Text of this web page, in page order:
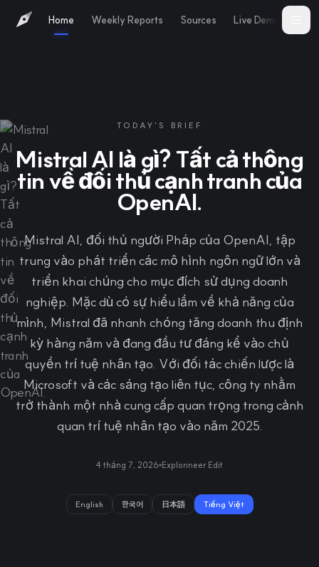
Home Weekly Reports Sources Live Demo
TODAY'S BRIEF
Mistral AI là gì? Tất cả thông
tin về đối thủ cạnh tranh của
OpenAI.
Mistral AI, đối thủ người Pháp của OpenAI, tập
trung vào phát triển các mô hình ngôn ngữ lớn và
triển khai chúng cho mục đích sử dụng doanh
nghiệp. Mặc dù có sự hiểu lầm về khả năng của
mình, Mistral đã nhanh chóng tăng doanh thu định
kỳ hàng năm và đang đầu tư đáng kể vào chủ
quyền trí tuệ nhân tạo. Với đối tác chiến lược là
Microsoft và các sáng tạo liên tục, công ty nhằm
trở thành một nhà cung cấp quan trọng trong cảnh
quan trí tuệ nhân tạo vào năm 2025.
4 tháng 7, 2026 Explorineer Edit
English 한국어 日本語 Tiếng Việt